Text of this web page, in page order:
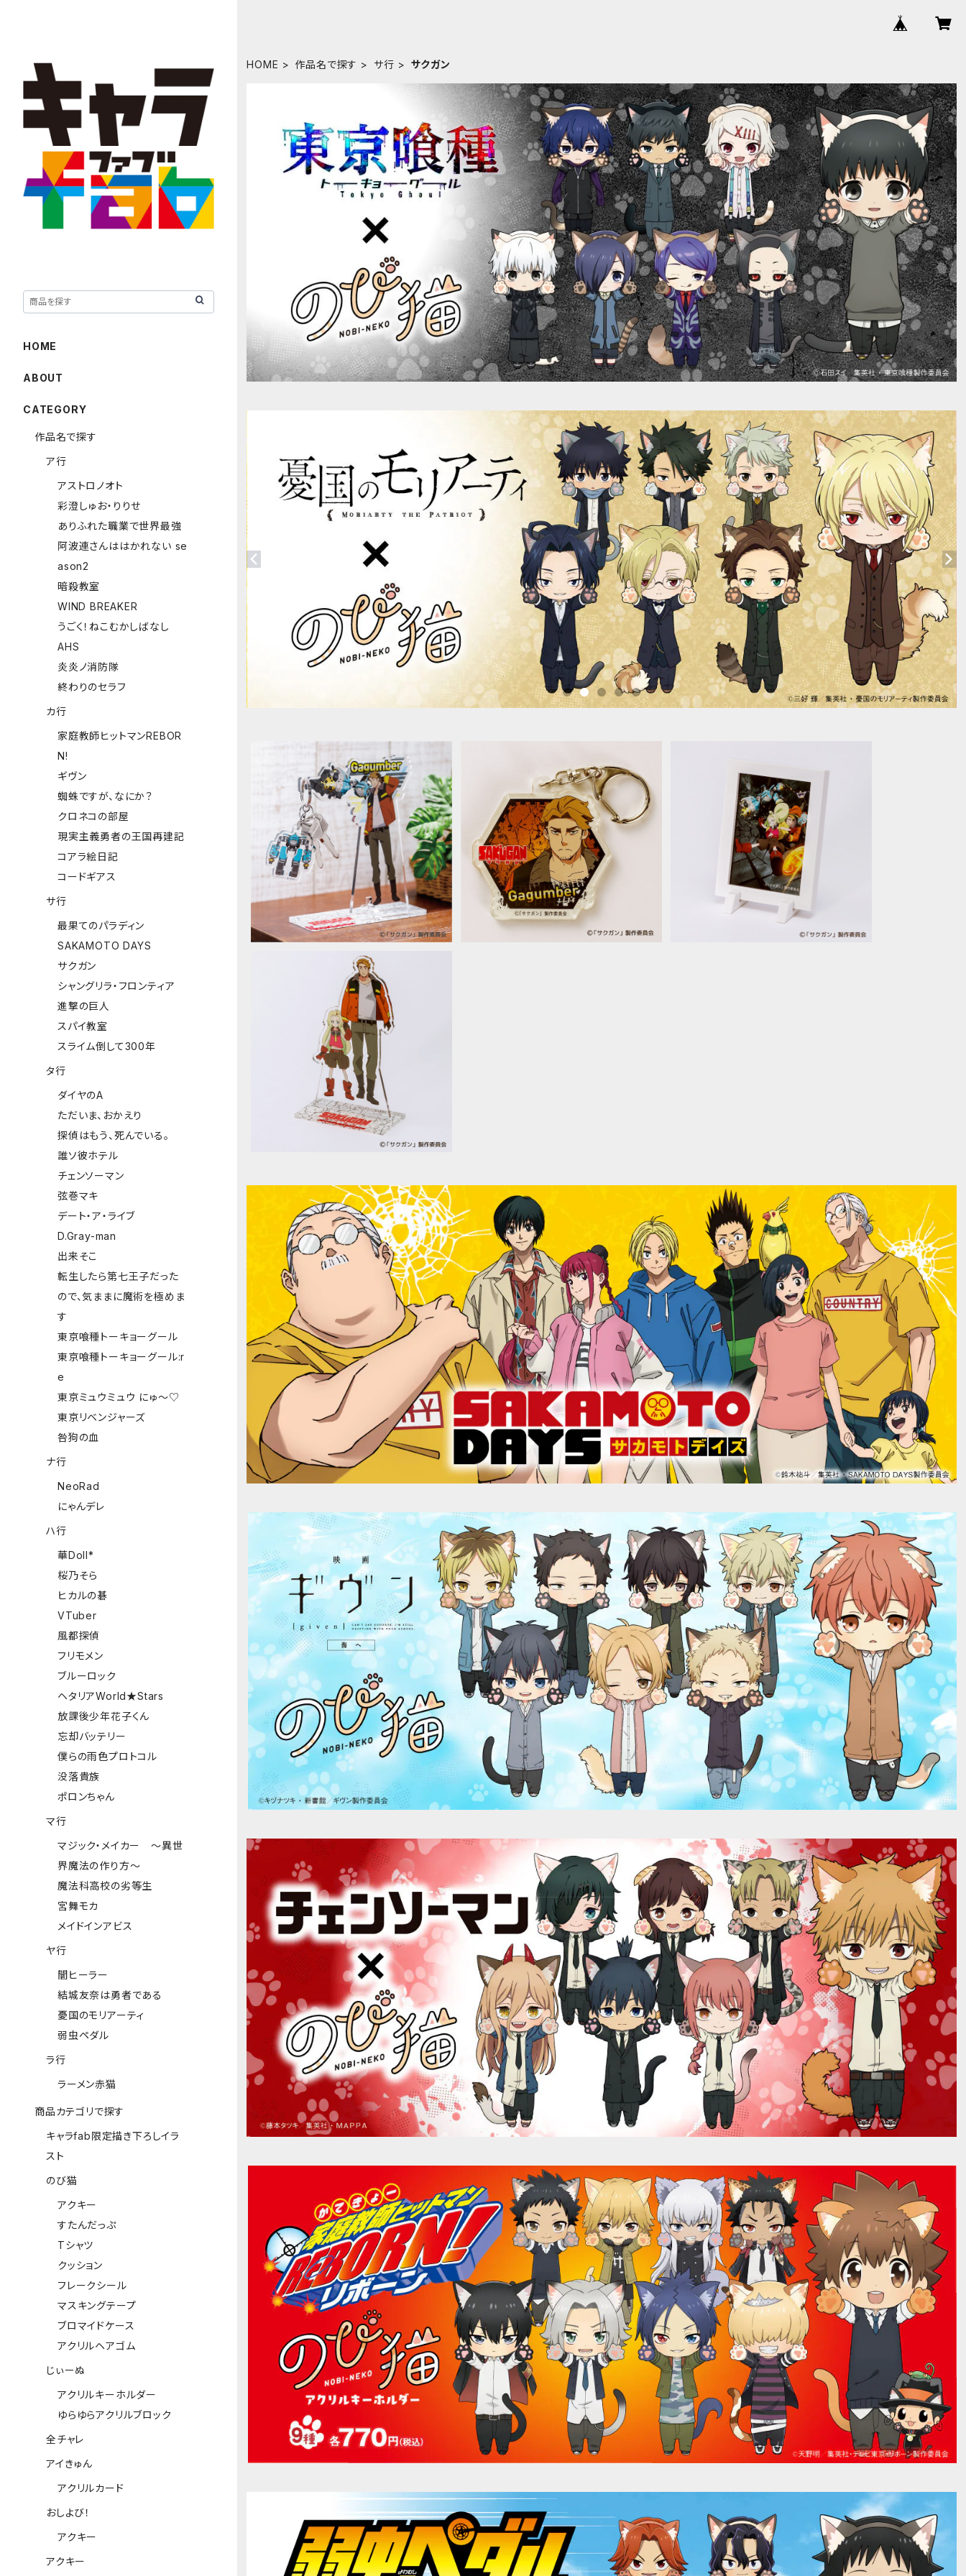
HOME 作品名で探す サ行 サクガン
【サクガン】アクリルキーハンガー
¥1,980
SOLD OUT
【サクガン】アクリルキーホルダー
¥770
SOLD OUT
【サクガン】フレームマグネット
¥980
SOLD OUT
【サクガン】アクリルスタンド
¥990
SOLD OUT
HOME
ABOUT
CATEGORY
作品名で探す
ア行
アストロノオト
彩澄しゅお・りりせ
ありふれた職業で世界最強
阿波連さんははかれない se
ason2
暗殺教室
WIND BREAKER
うごく！ねこむかしばなし
AHS
炎炎ノ消防隊
終わりのセラフ
カ行
家庭教師ヒットマンREBOR
N!
ギヴン
蜘蛛ですが、なにか？
クロネコの部屋
現実主義勇者の王国再建記
コアラ絵日記
コードギアス
サ行
最果てのパラディン
SAKAMOTO DAYS
サクガン
シャングリラ・フロンティア
進撃の巨人
スパイ教室
スライム倒して300年
タ行
ダイヤのA
ただいま、おかえり
探偵はもう、死んでいる。
誰ソ彼ホテル
チェンソーマン
弦巻マキ
デート・ア・ライブ
D.Gray-man
出来そこ
転生したら第七王子だった
ので、気ままに魔術を極めま
す
東京喰種トーキョーグール
東京喰種トーキョーグール:r
e
東京ミュウミュウ にゅ～♡
東京リベンジャーズ
咎狗の血
ナ行
NeoRad
にゃんデレ
ハ行
華Doll*
桜乃そら
ヒカルの碁
VTuber
風都探偵
フリモメン
ブルーロック
ヘタリアWorld★Stars
放課後少年花子くん
忘却バッテリー
僕らの雨色プロトコル
没落貴族
ポロンちゃん
マ行
マジック・メイカー ～異世
界魔法の作り方～
魔法科高校の劣等生
宮舞モカ
メイドインアビス
ヤ行
闇ヒーラー
結城友奈は勇者である
憂国のモリアーティ
弱虫ペダル
ラ行
ラーメン赤猫
商品カテゴリで探す
キャラfab限定描き下ろしイラ
スト
のび猫
アクキー
すたんだっぷ
Tシャツ
クッション
フレークシール
マスキングテープ
ブロマイドケース
アクリルヘアゴム
じぃーぬ
アクリルキーホルダー
ゆらゆらアクリルブロック
全チャレ
アイきゅん
アクリルカード
おしよび！
アクキー
アクキー